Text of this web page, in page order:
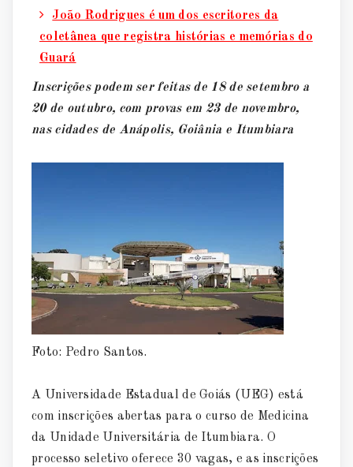
João Rodrigues é um dos escritores da
coletânea que registra histórias e memórias do
Guará
Inscrições podem ser feitas de 18 de setembro a
20 de outubro, com provas em 23 de novembro,
nas cidades de Anápolis, Goiânia e Itumbiara
Foto: Pedro Santos.
A Universidade Estadual de Goiás (UEG) está
com inscrições abertas para o curso de Medicina
da Unidade Universitária de Itumbiara. O
processo seletivo oferece 30 vagas, e as inscrições